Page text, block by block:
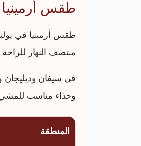
طقس
طقس أرمينيا في
منتصف النهار للراحة
في سيفان وديليجان
وحذاء مناسب
المنطقة